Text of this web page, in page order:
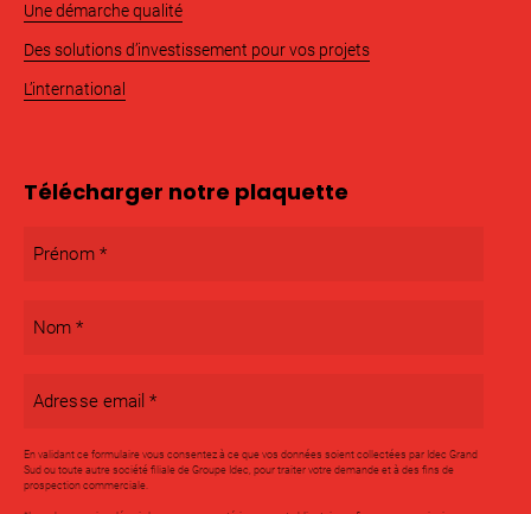
Une démarche qualité
Des solutions d’investissement pour vos projets
L’international
Télécharger notre plaquette
*
En validant ce formulaire vous consentez à ce que vos données soient collectées par Idec Grand
Sud ou toute autre société filiale de Groupe Idec, pour traiter votre demande et à des fins de
prospection commerciale.